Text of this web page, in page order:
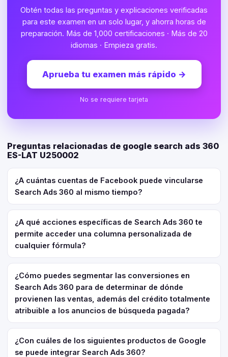
Obtén todas las preguntas y explicaciones verificadas
para este examen en un solo lugar, y ahorra horas de
preparación. Más de 1,000 certificaciones · Más de 20
idiomas · Empieza gratis.
Aprueba tu examen más rápido →
No se requiere tarjeta
Preguntas relacionadas de google search ads 360
ES-LAT U250002
¿A cuántas cuentas de Facebook puede vincularse
Search Ads 360 al mismo tiempo?
¿A qué acciones específicas de Search Ads 360 te
permite acceder una columna personalizada de
cualquier fórmula?
¿Cómo puedes segmentar las conversiones en
Search Ads 360 para de determinar de dónde
provienen las ventas, además del crédito totalmente
atribuible a los anuncios de búsqueda pagada?
¿Con cuáles de los siguientes productos de Google
se puede integrar Search Ads 360?